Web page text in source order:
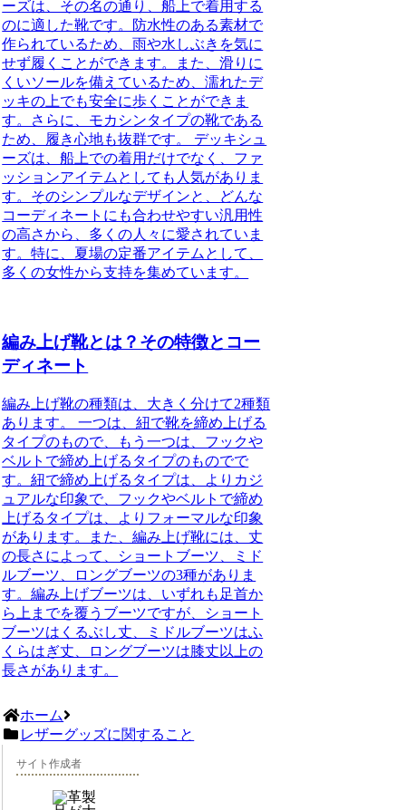
ーズは、その名の通り、船上で着用する
のに適した靴です。防水性のある素材で
作られているため、雨や水しぶきを気に
せず履くことができます。また、滑りに
くいソールを備えているため、濡れたデ
ッキの上でも安全に歩くことができま
す。さらに、モカシンタイプの靴である
ため、履き心地も抜群です。 デッキシュ
ーズは、船上での着用だけでなく、ファ
ッションアイテムとしても人気がありま
す。そのシンプルなデザインと、どんな
コーディネートにも合わせやすい汎用性
の高さから、多くの人々に愛されていま
す。特に、夏場の定番アイテムとして、
多くの女性から支持を集めています。
編み上げ靴とは？その特徴とコー
ディネート
編み上げ靴の種類は、大きく分けて2種類
あります。 一つは、紐で靴を締め上げる
タイプのもので、もう一つは、フックや
ベルトで締め上げるタイプのものでで
す。紐で締め上げるタイプは、よりカジ
ュアルな印象で、フックやベルトで締め
上げるタイプは、よりフォーマルな印象
があります。また、編み上げ靴には、丈
の長さによって、ショートブーツ、ミド
ルブーツ、ロングブーツの3種がありま
す。編み上げブーツは、いずれも足首か
ら上までを覆うブーツですが、ショート
ブーツはくるぶし丈、ミドルブーツはふ
くらはぎ丈、ロングブーツは膝丈以上の
長さがあります。
ホーム
レザーグッズに関すること
サイト作成者